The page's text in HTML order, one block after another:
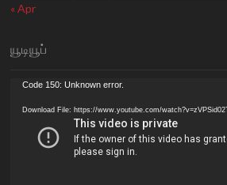
« Apr
யூடியூப்
Video
Code 150: Unknown error.
Download File: https://www.youtube.com/